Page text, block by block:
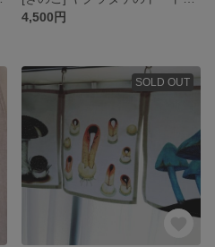
4,500円
SOLD OUT